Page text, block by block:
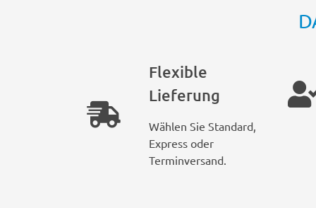
Flexible
Lieferung
Wählen Sie Standard,
Express oder
Terminversand.